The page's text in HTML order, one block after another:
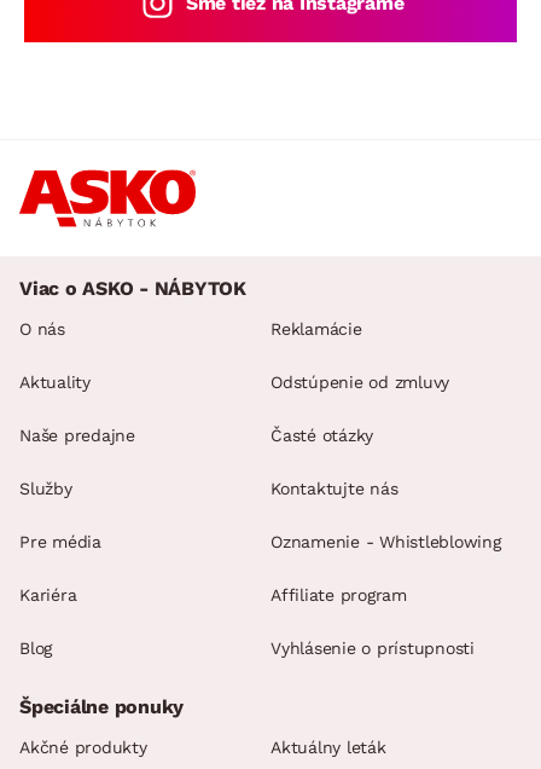
Viac o ASKO - NÁBYTOK
O nás
Aktuality
Naše predajne
Služby
Pre média
Kariéra
Blog
Reklamácie
Odstúpenie od zmluvy
Časté otázky
Kontaktujte nás
Oznamenie - Whistleblowing
Affiliate program
Vyhlásenie o prístupnosti
Špeciálne ponuky
Akčné produkty Aktuálny leták